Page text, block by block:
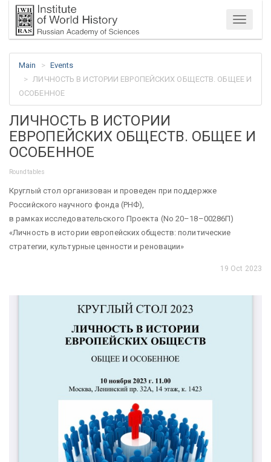
Menu
Main
Events
ЛИЧНОСТЬ В ИСТОРИИ ЕВРОПЕЙСКИХ ОБЩЕСТВ. ОБЩЕЕ И
ОСОБЕННОЕ
ЛИЧНОСТЬ В ИСТОРИИ
ЕВРОПЕЙСКИХ ОБЩЕСТВ. ОБЩЕЕ И
ОСОБЕННОЕ
Roundtables
Круглый стол организован и проведен при поддержке
Российского научного фонда (РНФ),
в рамках исследовательского Проекта (No 20–18–00286П)
«Личность в истории европейских обществ: политические
стратегии, культурные ценности и реновации»
19 Oct 2023